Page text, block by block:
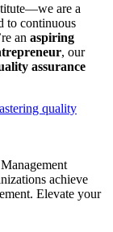
are a
to continuous
an aspiring
, our
assurance
quality
achieve
Elevate your